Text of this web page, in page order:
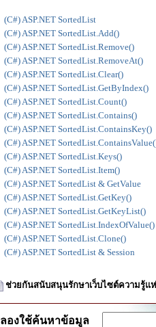
(C#) ASP.NET SortedList
(C#) ASP.NET SortedList.Add()
(C#) ASP.NET SortedList.Remove()
(C#) ASP.NET SortedList.RemoveAt()
(C#) ASP.NET SortedList.Clear()
(C#) ASP.NET SortedList.GetByIndex()
(C#) ASP.NET SortedList.Count()
(C#) ASP.NET SortedList.Contains()
(C#) ASP.NET SortedList.ContainsKey()
(C#) ASP.NET
(C#) ASP.NET SortedList.Keys()
(C#) ASP.NET SortedList.Item()
(C#) ASP.NET SortedList & GetValue
(C#) ASP.NET SortedList.GetKey()
(C#) ASP.NET SortedList.GetKeyList()
(C#) ASP.NET SortedList.IndexOfValue()
(C#) ASP.NET SortedList.Clone()
(C#) ASP.NET SortedList & Session
ช่วยกันสนับสนุนรักษาเว็บไซต์ความรู้แ
ลองใช้ค้นหาข้อมูล